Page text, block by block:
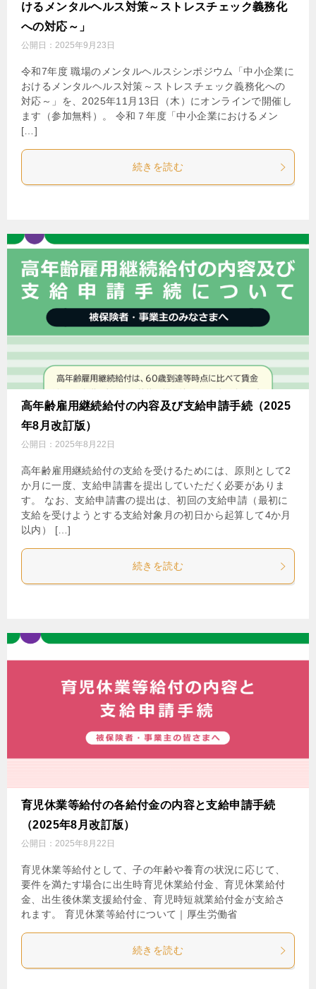
けるメンタルヘルス対策～ストレスチェック義務化
への対応～」
公開日： 2025年9月23日
令和7年度 職場のメンタルヘルスシンポジウム「中小企業に
おけるメンタルヘルス対策～ストレスチェック義務化への
対応～」を、2025年11月13日（木）にオンラインで開催し
ます（参加無料）。 令和７年度「中小企業におけるメン
[…]
続きを読む
高年齢雇用継続給付の内容及び支給申請手続（2025
年8月改訂版）
公開日： 2025年8月22日
高年齢雇用継続給付の支給を受けるためには、原則として2
か月に一度、支給申請書を提出していただく必要がありま
す。 なお、支給申請書の提出は、初回の支給申請（最初に
支給を受けようとする支給対象月の初日から起算して4か月
以内） […]
続きを読む
育児休業等給付の各給付金の内容と支給申請手続
（2025年8月改訂版）
公開日： 2025年8月22日
育児休業等給付として、子の年齢や養育の状況に応じて、
要件を満たす場合に出生時育児休業給付金、育児休業給付
金、出生後休業支援給付金、育児時短就業給付金が支給さ
れます。 育児休業等給付について｜厚生労働省
続きを読む